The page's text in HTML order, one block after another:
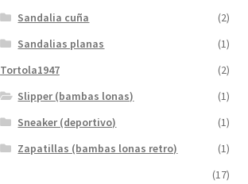
Sandalia cuña
(2)
Sandalias planas
(1)
Tortola1947
(2)
Slipper (bambas lonas)
(1)
Sneaker (deportivo)
(1)
Zapatillas (bambas lonas retro)
(1)
(17)